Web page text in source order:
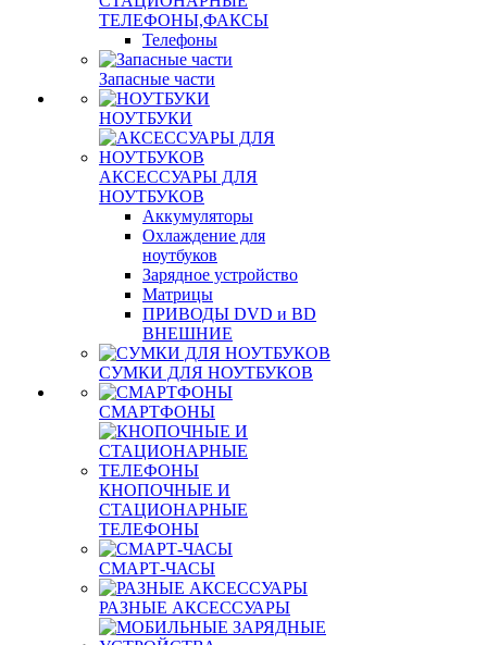
ТЕЛЕФОНЫ,ФАКСЫ
Телефоны
Запасные части
НОУТБУКИ
АКСЕССУАРЫ ДЛЯ
НОУТБУКОВ
Аккумуляторы
Охлаждение для
ноутбуков
Зарядное устройство
Матрицы
ПРИВОДЫ DVD и BD
ВНЕШНИЕ
СУМКИ ДЛЯ НОУТБУКОВ
СМАРТФОНЫ
КНОПОЧНЫЕ И
СТАЦИОНАРНЫЕ
ТЕЛЕФОНЫ
СМАРТ-ЧАСЫ
РАЗНЫЕ АКСЕССУАРЫ